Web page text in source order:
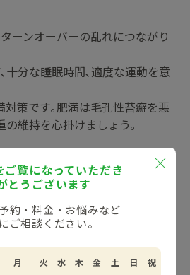
ーンオーバーの乱れにつながり
十分な睡眠時間､適度な運動を意
対策です｡肥満は毛孔性苔癬を悪
の維持を心掛けましょう｡
方法
ヘパリン類似物質を配合したヒル
ご覧になっていただき
とうございます
約・料金・お悩みなど
ご相談ください。
月 火 水 木 金 土 日 祝